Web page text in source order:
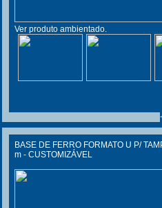
Ver produto ambientado.
BASE DE FERRO FORMATO U P/
m - CUSTOMIZÁVEL